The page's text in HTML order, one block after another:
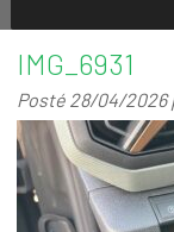
IMG_6931
Posté 28/04/2026